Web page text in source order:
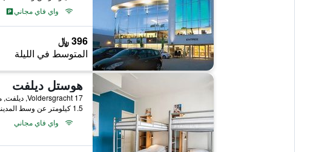
واي فاي مجاني
396 ﷼
المتوسط في الليلة
هوستل ديلفت
1.5 كيلومتر عن وسط المدينة
واي فاي مجاني